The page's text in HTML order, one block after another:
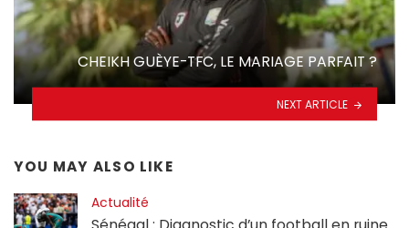
CHEIKH GUÈYE-TFC, LE MARIAGE PARFAIT ?
NEXT ARTICLE
YOU MAY ALSO LIKE
Actualité